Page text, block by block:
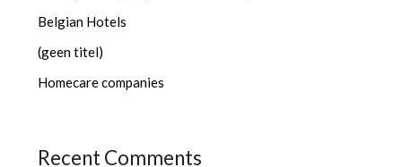
Belgian Hotels
(geen titel)
Homecare companies
Recent Comments